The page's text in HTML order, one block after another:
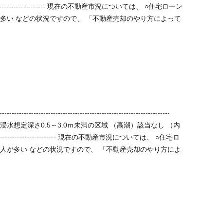
よって
水想定深さ0.5～3.0ｍ未満の区域 （高潮）該当なし （内
やり方によ